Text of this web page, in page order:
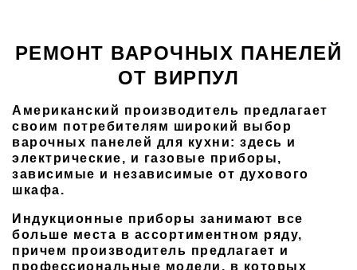
РЕМОНТ ВАРОЧНЫХ ПАНЕЛЕЙ
ОТ ВИРПУЛ
Американский производитель предлагает
своим потребителям широкий выбор
варочных панелей для кухни: здесь и
электрические, и газовые приборы,
зависимые и независимые от духового
шкафа.
Индукционные приборы занимают все
больше места в ассортиментном ряду,
причем производитель предлагает и
профессиональные модели, в которых